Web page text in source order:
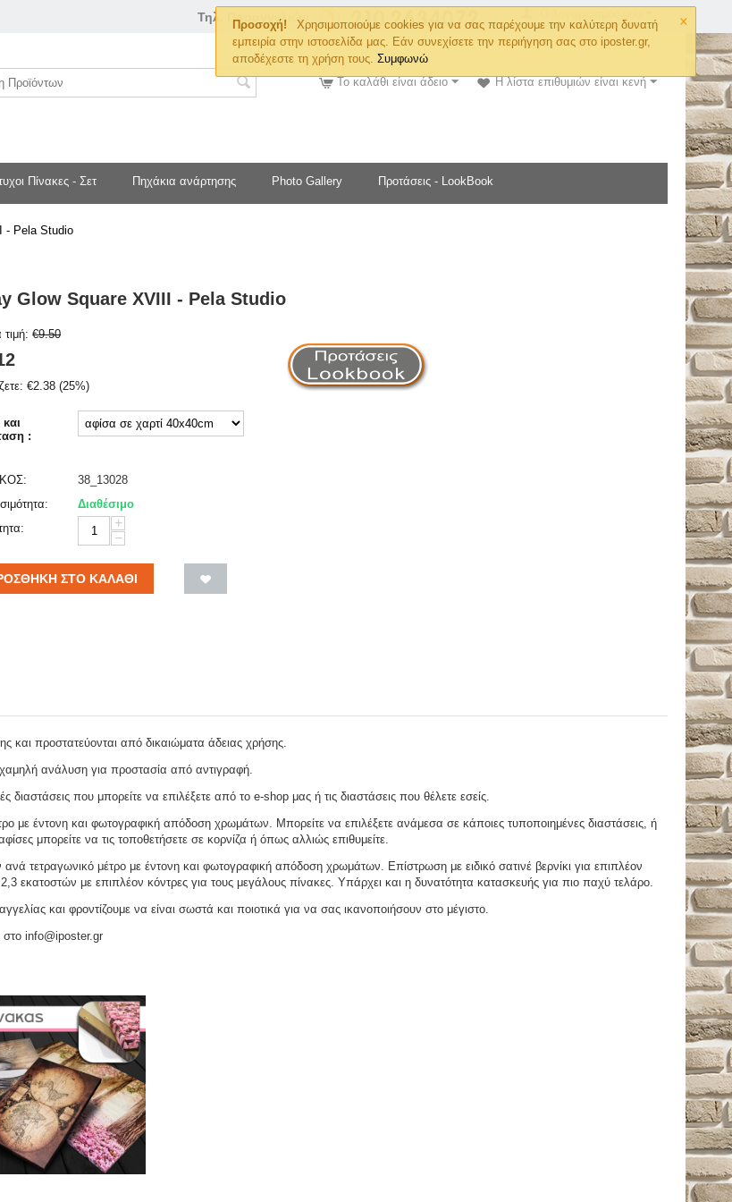
×
Προσοχή!
Χρησιμοποιούμε cookies για να σας παρέχουμε την καλύτερη δυνατή
εμπειρία στην ιστοσελίδα μας. Εάν συνεχίσετε την περιήγηση σας στο iposter.gr,
αποδέχεστε τη χρήση τους.Συμφωνώ
Τηλ. Παραγγελιών
Η λίστα επιθυμιών είναι κενή
Το καλάθι είναι άδειο
Πίνακες - Σετ Πηχάκια ανάρτησης Photo Gallery Προτάσεις - LookBook
- Pela Studio
Glow Square XVIII - Pela Studio
τιμή: €9.50
€2.38 (25%)
και
:
38_13028
Διαθέσιμο
+
−
ΣΤΟ ΚΑΛΆΘΙ
και προστατεύονται από δικαιώματα άδειας χρήσης.
ανάλυση για προστασία από αντιγραφή.
που μπορείτε να επιλέξετε από το e-shop μας ή τις διαστάσεις που θέλετε εσείς.
με έντονη και φωτογραφική απόδοση χρωμάτων. Μπορείτε να επιλέξετε ανάμεσα σε κάποιες τυποποιημένες διαστάσεις, ή
μπορείτε να τις τοποθετήσετε σε κορνίζα ή όπως αλλιώς επιθυμείτε.
τετραγωνικό μέτρο με έντονη και φωτογραφική απόδοση χρωμάτων. Επίστρωση με ειδικό σατινέ βερνίκι για επιπλέον
εκατοστών με επιπλέον κόντρες για τους μεγάλους πίνακες. Υπάρχει και η δυνατότητα κατασκευής για πιο παχύ τελάρο.
και φροντίζουμε να είναι σωστά και ποιοτικά για να σας ικανοποιήσουν στο μέγιστο.
στο info@iposter.gr